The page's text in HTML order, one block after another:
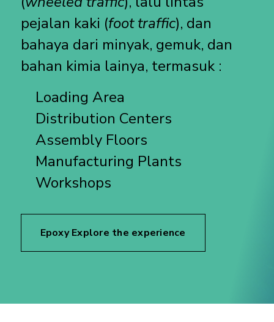
pejalan kaki (foot traffic), dan
bahaya dari minyak, gemuk, dan
bahan kimia lainya, termasuk :
Loading Area
Distribution Centers
Assembly Floors
Manufacturing Plants
Workshops
Epoxy Explore the experience